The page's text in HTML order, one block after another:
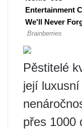
Pěstitelé
její
přes 1000